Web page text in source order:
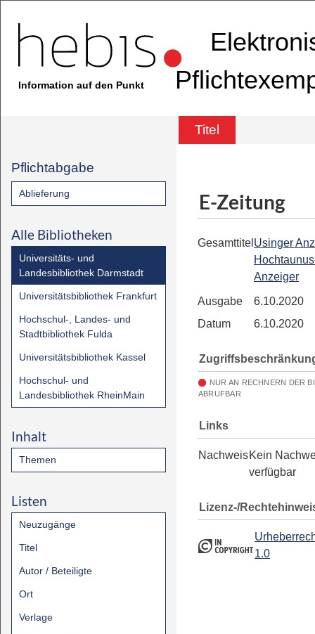
Information auf den Punkt
Titel
Pflichtabgabe
Ablieferung
Alle Bibliotheken
Universitäts- und
Landesbibliothek Darmstadt
Universitätsbibliothek Frankfurt
Hochschul-, Landes- und
Stadtbibliothek Fulda
Universitätsbibliothek Kassel
Hochschul- und
Landesbibliothek RheinMain
Inhalt
Themen
Listen
Neuzugänge
Titel
Autor / Beteiligte
Ort
Verlage
E-Zeitung
Gesamttitel Usinger
Anzeiger
Ausgabe
6.10.2020
Datum
6.10.2020
NUR AN RECHNERN DER
ABRUFBAR
Links
NachweisKein
verfügbar
Lizenz-/
1.0